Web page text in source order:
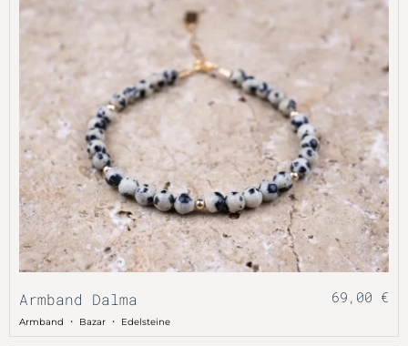
Armband Dalma 69,00 €
Armband ・ Bazar ・ Edelsteine